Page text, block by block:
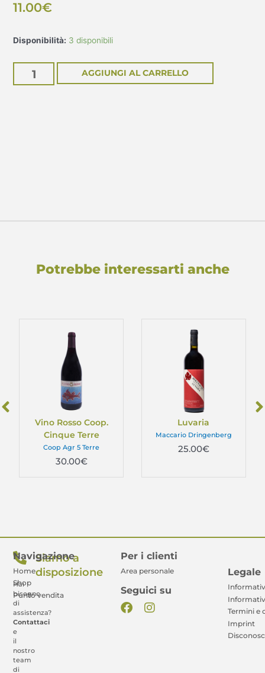
11.00€
Disponibilità: 3 disponibili
AGGIUNGI AL CARRELLO
Potrebbe interessarti anche
Vino Rosso Coop.
Cinque Terre
30.00€
Coop Agr 5 Terre
Luvaria
25.00€
Maccario Dringenberg
Siamo a
disposizione
Hai
bisogno
di
assistenza?
Contattaci
e
il
nostro
team
di
Navigazione
Home
Shop
Punto vendita
Per i clienti
Area personale
Seguici su
Legale
Termini e
Imprint